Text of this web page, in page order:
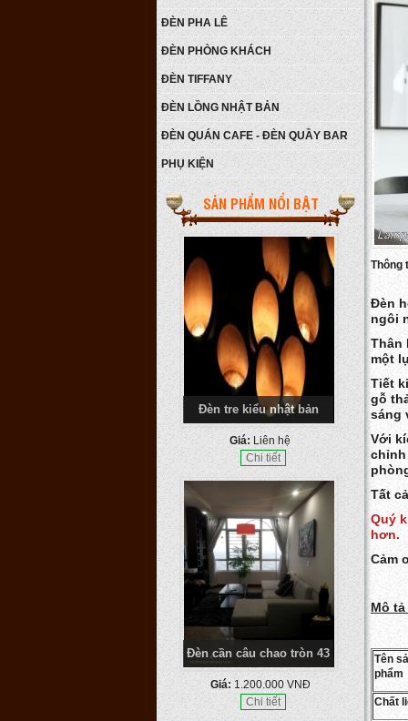
ĐÈN PHA LÊ
ĐÈN PHÒNG KHÁCH
ĐÈN TIFFANY
ĐÈN LỒNG NHẬT BẢN
ĐÈN QUÁN CAFE - ĐÈN QUẦY BAR
PHỤ KIỆN
SẢN PHẨM NỔI BẬT
Đèn tre kiểu nhật bản
Giá:Liên hệ
Chi tiết
Đèn cần câu chao tròn 43
Giá:1.200.000 VNĐ
Chi tiết
Đèn ngủ chân hình thang
Giá:450.000 VNĐ
Chi tiết
Thông
Đèn
ngôi
Thân
một
Tiết
gỗ
sáng
Với
chỉnh
Tất
Quý
hơn.
Cảm
Mô
Tên
phẩm
Chất